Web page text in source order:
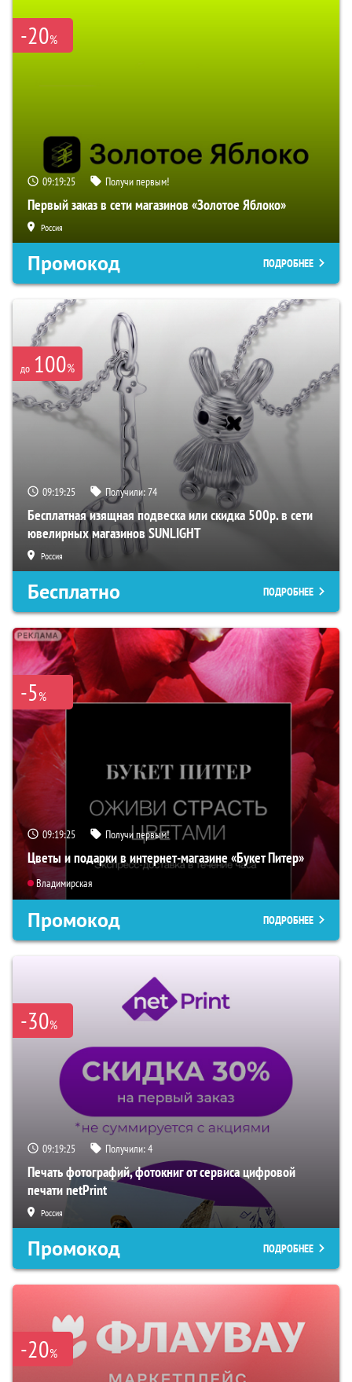
-20%
09:19:24 Получи первым!
Первый заказ в сети магазинов «Золотое Яблоко»
Россия
Промокод ПОДРОБНЕЕ
до 100%
09:19:24 Получили:74
Бесплатная изящная подвеска или скидка 500р. в сети
ювелирных магазинов SUNLIGHT
Россия
Бесплатно ПОДРОБНЕЕ
-5%
09:19:24 Получи первым!
Цветы и подарки в интернет-магазине «Букет Питер»
Владимирская
Промокод ПОДРОБНЕЕ
-30%
09:19:24 Получили:4
Печать фотографий, фотокниг от сервиса цифровой
печати netPrint
Россия
Промокод ПОДРОБНЕЕ
-20%